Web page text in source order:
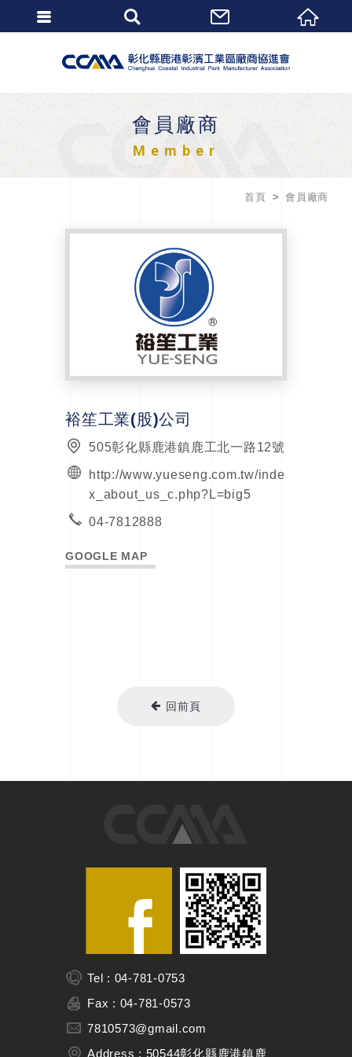
會員廠商
Member
首頁 會員廠商
裕笙工業(股)公司
505彰化縣鹿港鎮鹿工北一路12號
http://www.yueseng.com.tw/inde
x_about_us_c.php?L=big5
04-7812888
GOOGLE MAP
回前頁
Tel : 04-781-0753
Fax : 04-781-0573
7810573@gmail.com
Address : 50544彰化縣鹿港鎮鹿